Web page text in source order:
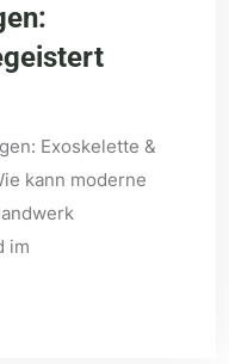
Exoskelette &
kann moderne
im